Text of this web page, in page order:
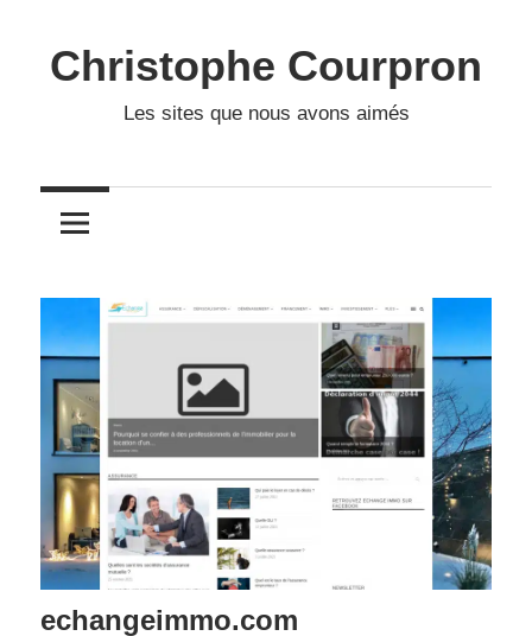
to
content
Christophe Courpron
Les sites que nous avons aimés
echangeimmo.com